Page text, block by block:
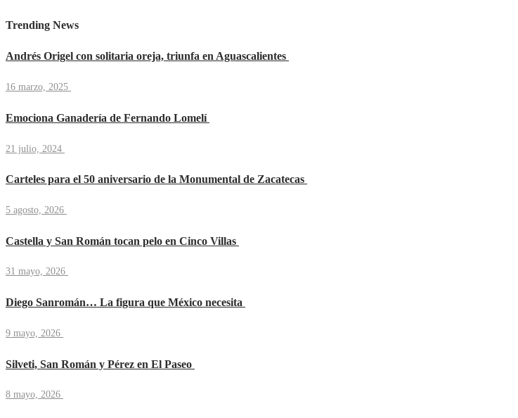
Trending News
Andrés Origel con solitaria oreja, triunfa en Aguascalientes
16 marzo, 2025
Emociona Ganadería de Fernando Lomelí
21 julio, 2024
Carteles para el 50 aniversario de la Monumental de Zacatecas
5 agosto, 2026
Castella y San Román tocan pelo en Cinco Villas
31 mayo, 2026
Diego Sanromán… La figura que México necesita
9 mayo, 2026
Silveti, San Román y Pérez en El Paseo
8 mayo, 2026